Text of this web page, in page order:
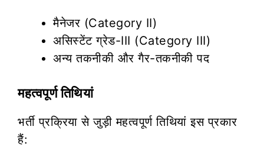
मैनेजर (Category II)
असिस्टेंट ग्रेड-III (Category III)
अन्य तकनीकी और गैर-तकनीकी पद
महत्वपूर्ण तिथियां
भर्ती प्रक्रिया से जुड़ी महत्वपूर्ण तिथियां इस प्रकार
हैं: